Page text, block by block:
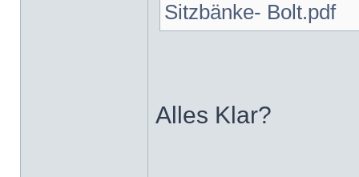
Sitzbänke- Bolt.pdf
Alles Klar?